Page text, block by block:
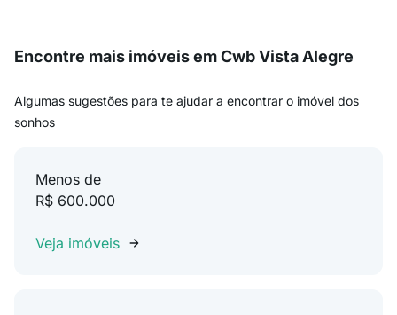
Encontre mais imóveis em Cwb Vista Alegre
Algumas sugestões para te ajudar a encontrar o imóvel dos
sonhos
Menos de
R$ 600.000
Veja imóveis